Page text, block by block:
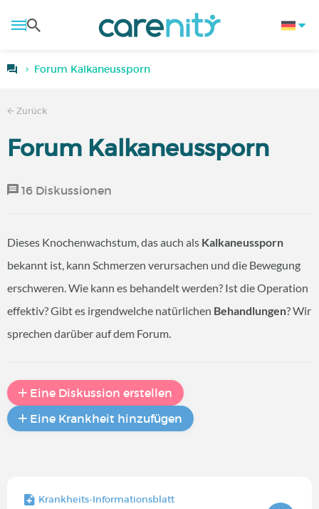
Forum Kalkaneussporn
Zurück
Forum Kalkaneussporn
16 Diskussionen
Dieses Knochenwachstum, das auch als Kalkaneussporn
bekannt ist, kann Schmerzen verursachen und die Bewegung
erschweren. Wie kann es behandelt werden? Ist die Operation
effektiv? Gibt es irgendwelche natürlichen Behandlungen? Wir
sprechen darüber auf dem Forum.
Eine Diskussion erstellen
Eine Krankheit hinzufügen
Krankheits-Informationsblatt